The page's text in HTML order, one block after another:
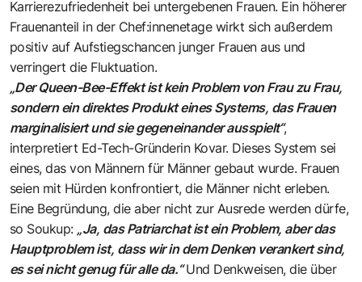
Karrierezufriedenheit bei untergebenen Frauen. Ein höherer
Frauenanteil in der Chef:innenetage wirkt sich außerdem
positiv auf Aufstiegschancen junger Frauen aus und
verringert die Fluktuation.
„Der Queen-Bee-Effekt ist kein Problem von Frau zu Frau,
sondern ein direktes Produkt eines Systems, das Frauen
marginalisiert und sie gegeneinander ausspielt“,
interpretiert Ed-Tech-Gründerin Kovar. Dieses System sei
eines, das von Männern für Männer gebaut wurde. Frauen
seien mit Hürden konfrontiert, die Männer nicht erleben.
Eine Begründung, die aber nicht zur Ausrede werden dürfe,
so Soukup: „Ja, das Patriarchat ist ein Problem, aber das
Hauptproblem ist, dass wir in dem Denken verankert sind,
es sei nicht genug für alle da.“Und Denkweisen, die über